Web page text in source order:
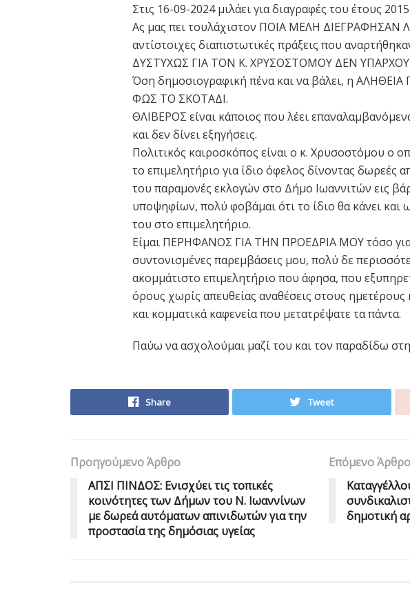
Στις 16-09-2024 μιλάει για διαγραφές του έτους
Ας μας πει τουλάχιστον ΠΟΙΑ ΜΕΛΗ ΔΙΕΓΡΑΦΗΣΑΝ
αντίστοιχες διαπιστωτικές πράξεις που
ΔΥΣΤΥΧΩΣ ΓΙΑ ΤΟΝ Κ. ΧΡΥΣΟΣΤΟΜΟΥ ΔΕΝ
Όση δημοσιογραφική πένα και να βάλει, η
ΦΩΣ ΤΟ ΣΚΟΤΑΔΙ.
ΘΛΙΒΕΡΟΣ είναι κάποιος που λέει
και δεν δίνει εξηγήσεις.
Πολιτικός καιροσκόπος είναι ο κ. Χρυσοστόμου ο
το επιμελητήριο για ίδιο όφελος δίνοντας δωρεές
του παραμονές εκλογών στο Δήμο Ιωαννιτών εις
υποψηφίων, πολύ φοβάμαι ότι το ίδιο θα κάνει και
του στο επιμελητήριο.
Είμαι ΠΕΡΗΦΑΝΟΣ ΓΙΑ ΤΗΝ ΠΡΟΕΔΡΙΑ ΜΟΥ τόσο για
συντονισμένες παρεμβάσεις μου, πολύ δε
ακομμάτιστο επιμελητήριο που άφησα, που
όρους χωρίς απευθείας αναθέσεις στους ημετέρους
και κομματικά καφενεία που μετατρέψατε τα πάντα.
Παύω να ασχολούμαι μαζί του και τον παραδίδω
Share Tweet
Προηγούμενο Άρθρο
ΑΠΣΙ ΠΙΝΔΟΣ: Ενισχύει τις τοπικές
κοινότητες των Δήμων του Ν. Ιωαννίνων
με δωρεά αυτόματων απινιδωτών για την
προστασία της δημόσιας υγείας
Επόμενο Άρθρο
δημοτική